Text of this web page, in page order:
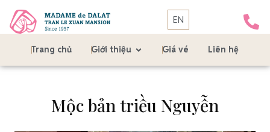
EN
Trang chủ Giới thiệu Giá vé Liên hệ
Mộc bản triều Nguyễn